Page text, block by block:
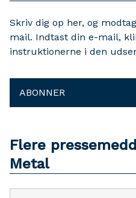
Skriv dig op her, og
mail. Indtast din e-mail,
instruktionerne i den
ABONNER
Flere
Metal